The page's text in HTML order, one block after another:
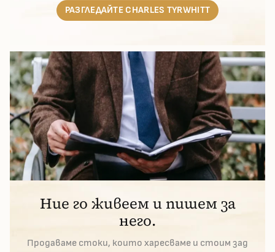
РАЗГЛЕДАЙТЕ CHARLES TYRWHITT
Ние го живеем и пишем за
него.
Продаваме стоки, които харесваме и стоим зад